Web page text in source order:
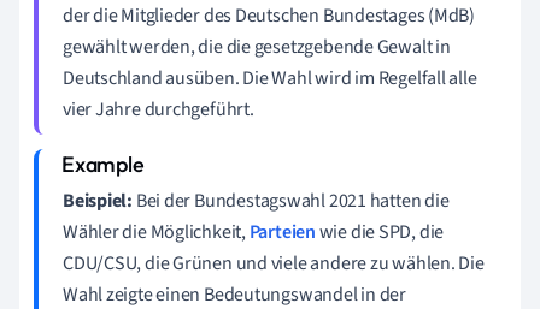
der die Mitglieder des Deutschen Bundestages (MdB)
gewählt werden, die die gesetzgebende Gewalt in
Deutschland ausüben. Die Wahl wird im Regelfall alle
vier Jahre durchgeführt.
Beispiel: Bei der Bundestagswahl 2021 hatten die
Wähler die Möglichkeit,Parteienwie die SPD, die
CDU/CSU, die Grünen und viele andere zu wählen. Die
Wahl zeigte einen Bedeutungswandel in der